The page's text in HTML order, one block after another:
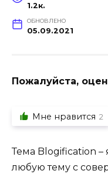
1.2к.
ОБНОВЛЕНО
05.09.2021
Пожалуйста,
Мне нравится 2
Тема Blogification –
любую тему с